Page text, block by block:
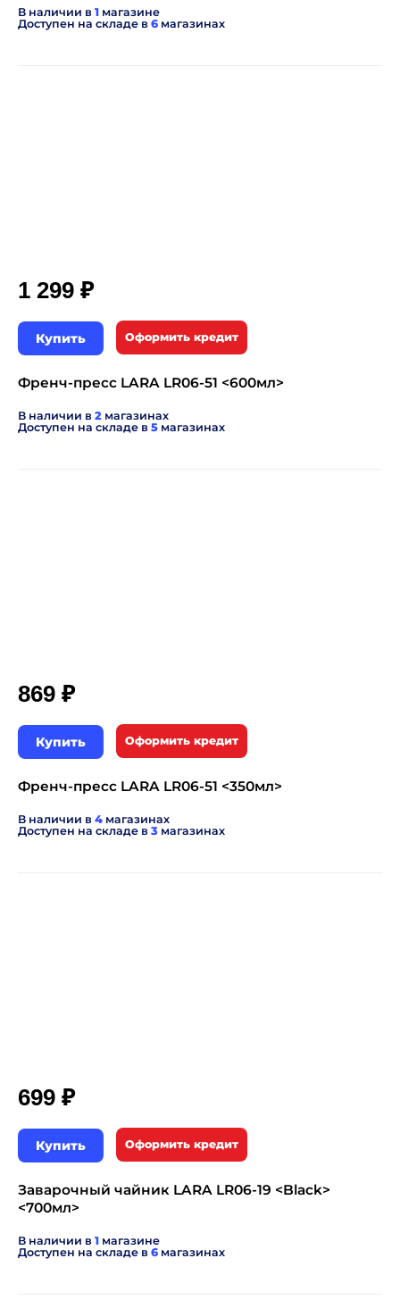
В наличии в 1 магазине
Доступен на складе в 6 магазинах
1 299 ₽
Купить Оформить кредит
Френч-пресс LARA LR06-51 <600мл>
В наличии в 2 магазинах
Доступен на складе в 5 магазинах
869 ₽
Купить Оформить кредит
Френч-пресс LARA LR06-51 <350мл>
В наличии в 4 магазинах
Доступен на складе в 3 магазинах
699 ₽
Купить Оформить кредит
Заварочный чайник LARA LR06-19 <Black>
<700мл>
В наличии в 1 магазине
Доступен на складе в 6 магазинах